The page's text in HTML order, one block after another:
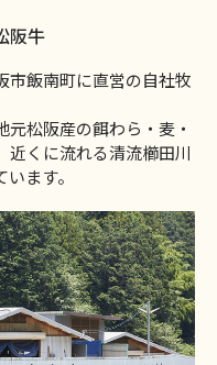
阪牛
市飯南町に直営の自社牧
松阪産の餌わら・麦・
近くに流れる清流櫛田川
ます。